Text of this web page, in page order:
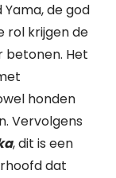
de god
rol krijgen de
betonen. Het
honden
Vervolgens
, dit is een
dat